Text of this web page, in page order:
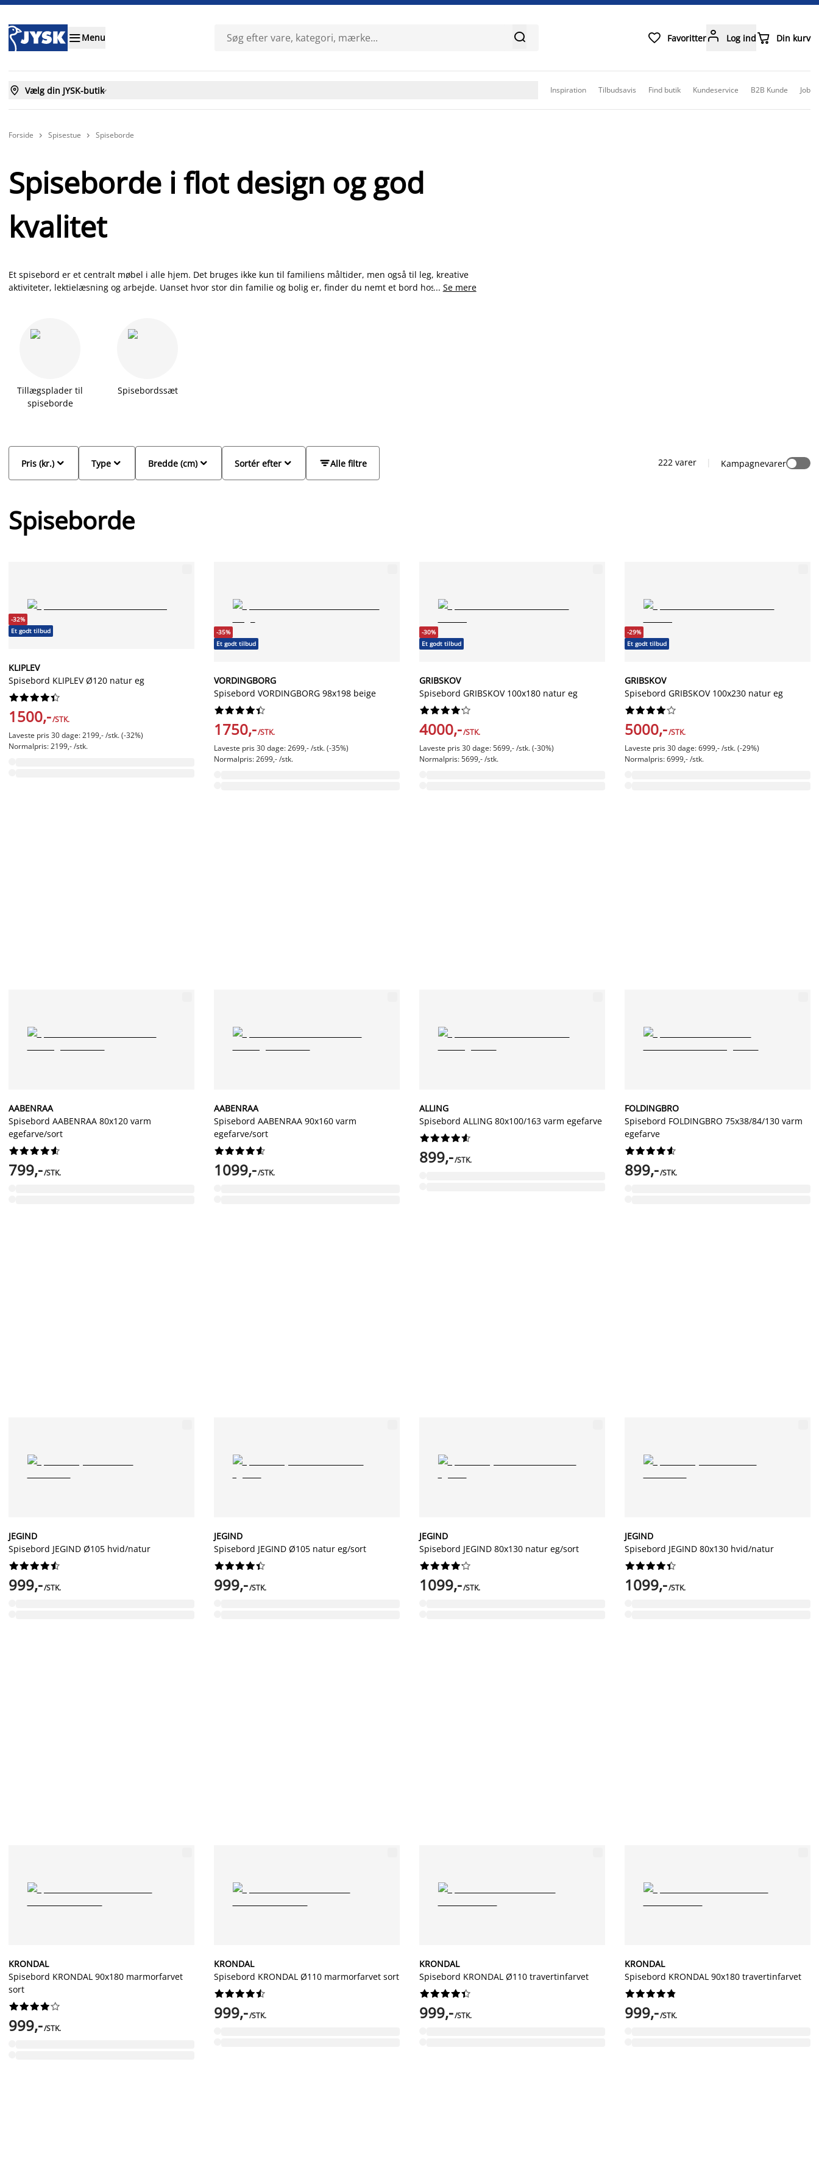
Menu   Favoritter Log ind Din kurv
 Vælg din JYSK-butik Inspiration Tilbudsavis Find butik Kundeservice B2B Kunde Job
Forside  Spisestue  Spiseborde
Spiseborde i flot design og god
kvalitet
Et spisebord er et centralt møbel i alle hjem. Det bruges ikke kun til familiens måltider, men også til leg, kreative
aktiviteter, lektielæsning og arbejde. Uanset hvor stor din familie og bolig er, finder du nemt et bord hos JYSK, der
købe et bord med udtræk ellertillægsplader
... Se mere
Tillægsplader til
spiseborde
Spisebordssæt

Pris (kr.) 
Type 
Bredde (cm) Alle filtre

Sortér efter 222 varer | Kampagnevarer
Spiseborde
-32%
Et godt tilbud
KLIPLEV
Spisebord KLIPLEV Ø120 natur eg






1500,-/STK.
Laveste pris 30 dage: 2199,- /stk. (-32%)
Normalpris: 2199,- /stk.
-35%
Et godt tilbud
VORDINGBORG
Spisebord VORDINGBORG 98x198 beige






1750,-/STK.
Laveste pris 30 dage: 2699,- /stk. (-35%)
Normalpris: 2699,- /stk.
-30%
Et godt tilbud
GRIBSKOV
Spisebord GRIBSKOV 100x180 natur eg






4000,-/STK.
Laveste pris 30 dage: 5699,- /stk. (-30%)
Normalpris: 5699,- /stk.
-29%
Et godt tilbud
GRIBSKOV
Spisebord GRIBSKOV 100x230 natur eg






5000,-/STK.
Laveste pris 30 dage: 6999,- /stk. (-29%)
Normalpris: 6999,- /stk.
AABENRAA
Spisebord AABENRAA 80x120 varm
egefarve/sort






799,-/STK.
AABENRAA
Spisebord AABENRAA 90x160 varm
egefarve/sort






1099,-/STK.
ALLING
Spisebord ALLING 80x100/163 varm egefarve






899,-/STK.
FOLDINGBRO
Spisebord FOLDINGBRO 75x38/84/130 varm
egefarve






899,-/STK.
JEGIND
Spisebord JEGIND Ø105 hvid/natur






999,-/STK.
JEGIND
Spisebord JEGIND Ø105 natur eg/sort






999,-/STK.
JEGIND
Spisebord JEGIND 80x130 natur eg/sort






1099,-/STK.
JEGIND
Spisebord JEGIND 80x130 hvid/natur






1099,-/STK.
KRONDAL
Spisebord KRONDAL 90x180 marmorfarvet
sort






999,-/STK.
KRONDAL
Spisebord KRONDAL Ø110 marmorfarvet sort






999,-/STK.
KRONDAL
Spisebord KRONDAL Ø110 travertinfarvet






999,-/STK.
KRONDAL
Spisebord KRONDAL 90x180 travertinfarvet






999,-/STK.